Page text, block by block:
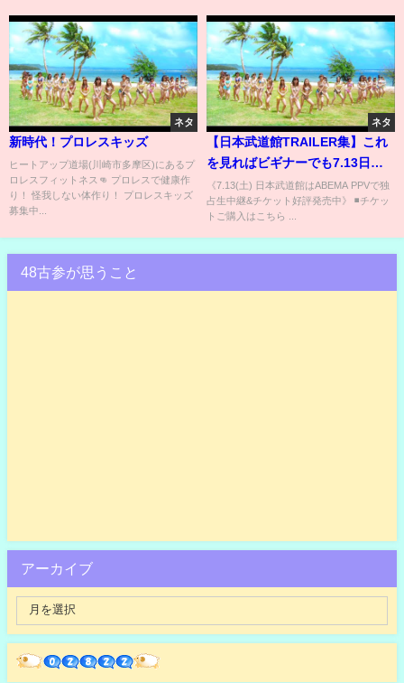
ネタ
新時代！プロレスキッズ
ヒートアップ道場(川崎市多摩区)にあるプ
ロレスフィットネス👊 プロレスで健康作
り！ 怪我しない体作り！ プロレスキッズ
募集中...
ネタ
【日本武道館TRAILER集】これ
を見ればビギナーでも7.13日本
武道館大会が丸わかり！"待望の
新時代"に挑む、NOAHの覚悟を
見逃すな！｜プロレスリング・
《7.13(土) 日本武道館はABEMA PPVで独
占生中継&チケット好評発売中》 ◾️チケッ
トご購入はこちら ...
48古参が思うこと
アーカイブ